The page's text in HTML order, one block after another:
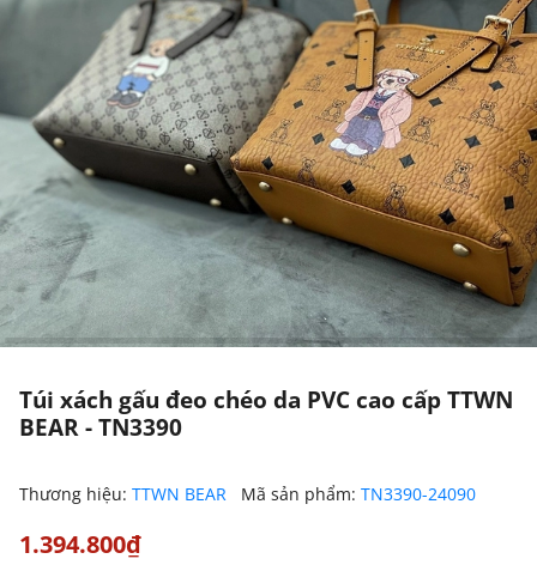
Túi xách gấu đeo chéo da PVC cao cấp TTWN
BEAR - TN3390
Thương hiệu: TTWN BEAR Mã sản phẩm: TN3390-24090
1.394.800₫